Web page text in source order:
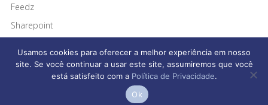
Feedz
Sharepoint
Afonso França Engenharia © 2026 Todos os direitos reservados
Usamos cookies para oferecer a melhor experiência em nosso
site. Se você continuar a usar este site, assumiremos que você
está satisfeito com a Política de Privacidade.
Ok